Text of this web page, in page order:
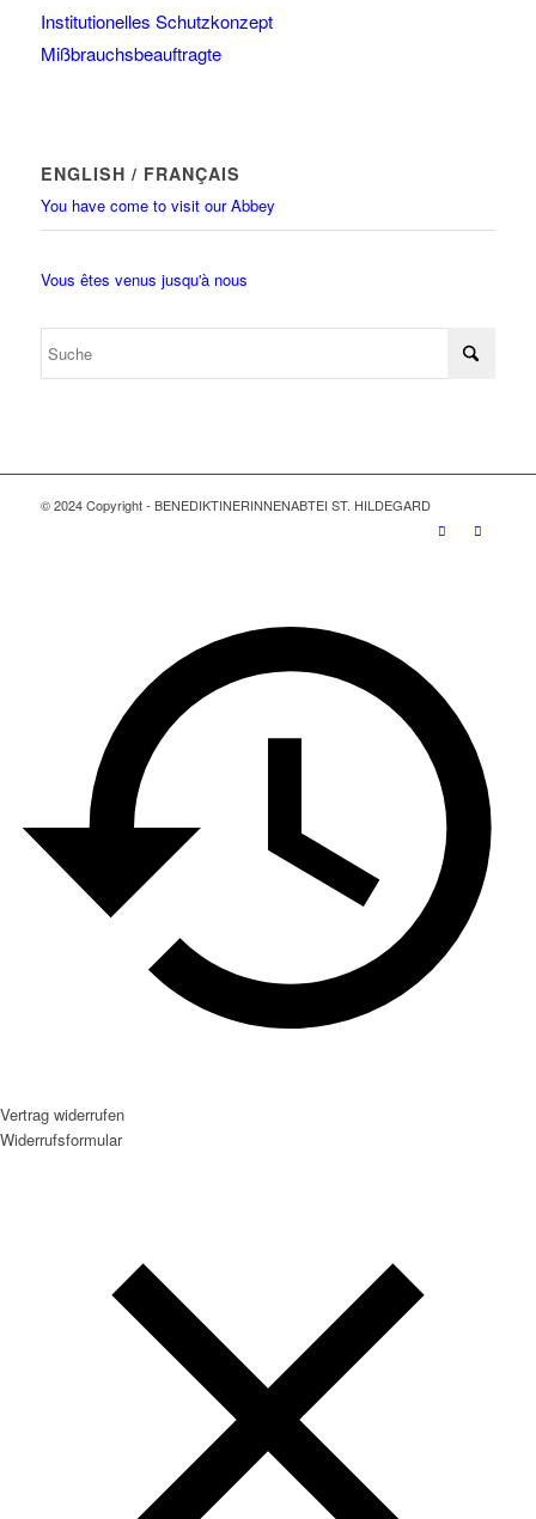
Institutionelles Schutzkonzept
Mißbrauchsbeauftragte
ENGLISH / FRANÇAIS
You have come to visit our Abbey
Vous êtes venus jusqu'à nous
© 2024 Copyright - BENEDIKTINERINNENABTEI ST. HILDEGARD
Vertrag widerrufen
Widerrufsformular